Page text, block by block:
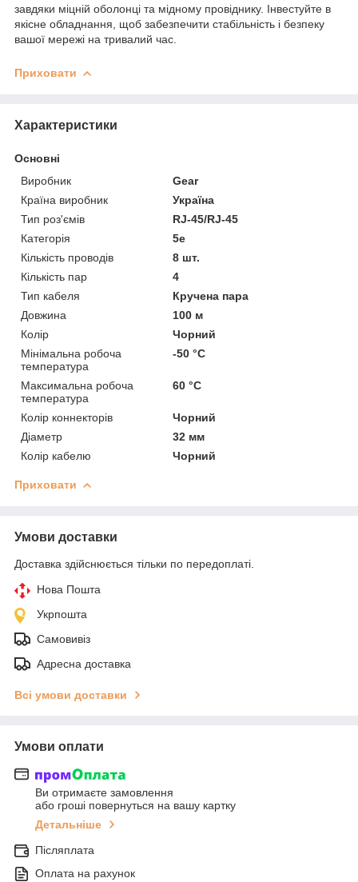
завдяки міцній оболонці та мідному провіднику. Інвестуйте в
якісне обладнання, щоб забезпечити стабільність і безпеку
вашої мережі на тривалий час.
Приховати
Характеристики
Основні
Виробник
Gear
Країна виробник
Україна
Тип роз'ємів
RJ-45/RJ-45
Категорія
5e
Кількість проводів
8 шт.
Кількість пар
4
Тип кабеля
Кручена пара
Довжина
100 м
Колір
Чорний
Мінімальна робоча
температура
-50 °С
Максимальна робоча
температура
60 °С
Колір коннекторів
Чорний
Діаметр
32 мм
Колір кабелю
Чорний
Приховати
Умови доставки
Доставка здійснюється тільки по передоплаті.
Нова Пошта
Укрпошта
Самовивіз
Адресна доставка
Всі умови доставки
Умови оплати
Ви отримаєте замовлення
або гроші повернуться на вашу картку
Детальніше
Післяплата
Оплата на рахунок